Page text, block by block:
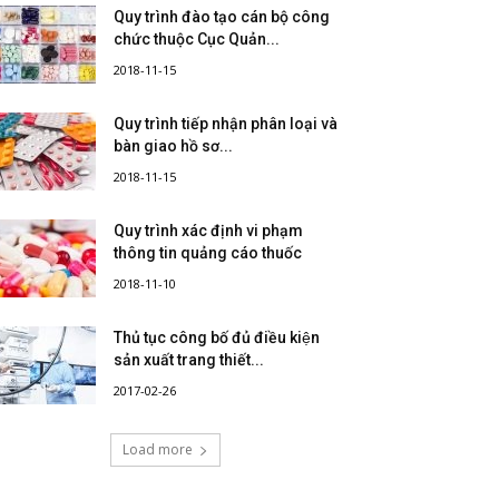
Quy trình đào tạo cán bộ công
chức thuộc Cục Quản...
2018-11-15
Quy trình tiếp nhận phân loại và
bàn giao hồ sơ...
2018-11-15
Quy trình xác định vi phạm
thông tin quảng cáo thuốc
2018-11-10
Thủ tục công bố đủ điều kiện
sản xuất trang thiết...
2017-02-26
Load more